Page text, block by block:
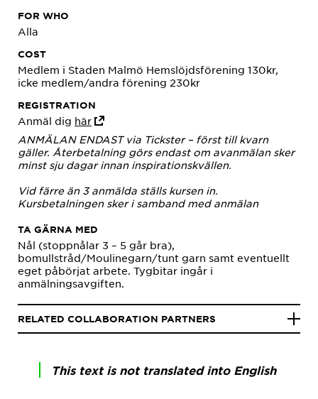
This text is not translated into English
FOR WHO
Alla
COST
Medlem i Staden Malmö Hemslöjdsförening 130kr,
icke medlem/andra förening 230kr
REGISTRATION
Anmäl dig här
ANMÄLAN ENDAST via Tickster – först till kvarn
gäller. Återbetalning görs endast om avanmälan sker
minst sju dagar innan inspirationskvällen.
Vid färre än 3 anmälda ställs kursen in.
Kursbetalningen sker i samband med anmälan
TA GÄRNA MED
Nål (stoppnålar 3 – 5 går bra),
bomullstråd/Moulinegarn/tunt garn samt eventuellt
eget påbörjat arbete. Tygbitar ingår i
anmälningsavgiften.
RELATED COLLABORATION PARTNERS